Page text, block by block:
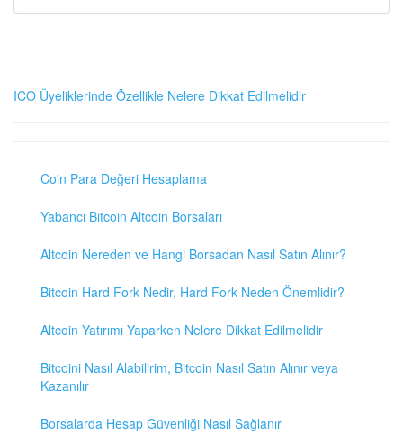
ICO Üyeliklerinde Özellikle Nelere Dikkat Edilmelidir
Coin Para Değeri Hesaplama
Yabancı Bitcoin Altcoin Borsaları
Altcoin Nereden ve Hangi Borsadan Nasıl Satın Alınır?
Bitcoin Hard Fork Nedir, Hard Fork Neden Önemlidir?
Altcoin Yatırımı Yaparken Nelere Dikkat Edilmelidir
Bitcoini Nasıl Alabilirim, Bitcoin Nasıl Satın Alınır veya
Kazanılır
Borsalarda Hesap Güvenliği Nasıl Sağlanır